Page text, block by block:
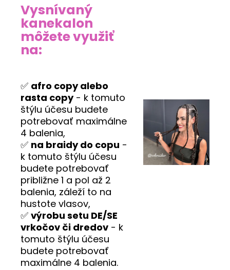
Vysnívaný
kanekalon
môžete využiť
na:
✅ afro copy alebo
rasta copy- k tomuto
štýlu účesu budete
potrebovať maximálne
4 balenia,
✅ na braidy do copu -
k tomuto štýlu účesu
budete potrebovať
približne 1 a pol až 2
balenia, záleží to na
hustote vlasov,
✅ výrobu setu DE/SE
vrkočov či dredov - k
tomuto štýlu účesu
budete potrebovať
maximálne 4 balenia.